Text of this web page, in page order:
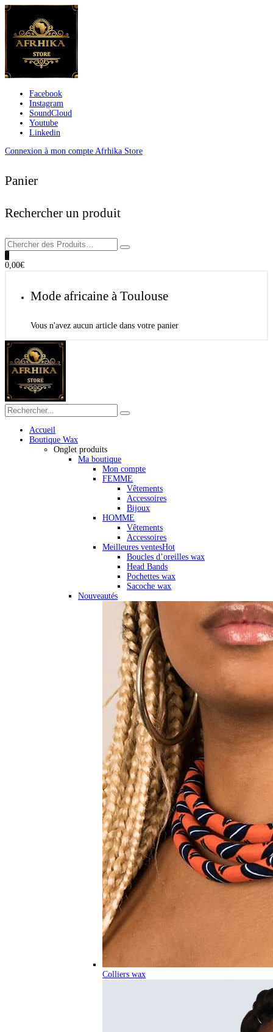
Facebook
Instagram
SoundCloud
Youtube
Linkedin
Connexion à mon compte Afrhika Store
Panier
Rechercher un produit
0,00€
Mode africaine à Toulouse
Vous n'avez aucun article dans votre panier
Accueil
Boutique Wax
Onglet produits
Ma boutique
Mon compte
FEMME
Vêtements
Accessoires
Bijoux
HOMME
Vêtements
Accessoires
Meilleures ventesHot
Boucles d’oreilles wax
Head Bands
Pochettes wax
Sacoche wax
Nouveautés
Colliers wax